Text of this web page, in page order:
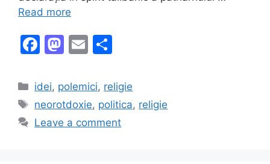
Read more
F
c
e
b
M
st
o
d
E
ai
l
ar
e
Categories
idei, polemici, religie
Tags
neorotdoxie, politica, religie
Leave a comment